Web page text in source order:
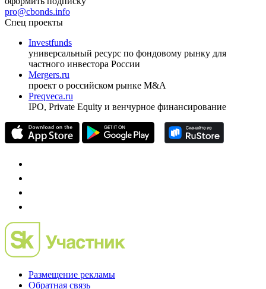
pro@cbonds.info
Спец проекты
Investfunds
универсальный ресурс по фондовому рынку для
частного инвестора России
Mergers.ru
проект о российском рынке M&A
Preqveca.ru
IPO, Private Equity и венчурное финансирование
Размещение рекламы
Обратная связь